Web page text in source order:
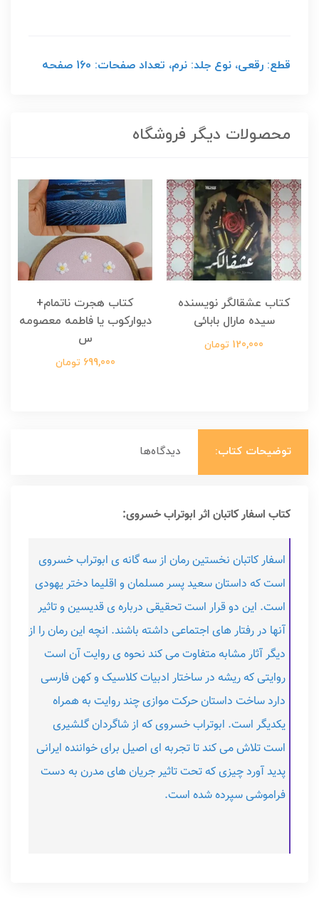
قطع: رقعی، نوع جلد: نرم، تعداد صفحات: 160 صفحه
محصولات دیگر فروشگاه
کتاب عشقالگر نویسنده
سیده مارال بابائی
120,000 تومان
کتاب هجرت ناتمام+
دیوارکوب یا فاطمه معصومه
س
699,000 تومان
توضیحات کتاب: دیدگاه‌ها
کتاب اسفار کاتبان اثر ابوتراب خسروی:
اسفار کاتبان نخستین رمان از سه گانه ی ابوتراب خسروی
است که داستان سعید پسر مسلمان و اقلیما دختر یهودی
است. این دو قرار است تحقیقی درباره ی قدیسین و تاثیر
آنها در رفتار های اجتماعی داشته باشند. انچه این رمان را از
دیگر آثار مشابه متفاوت می کند نحوه ی روایت آن است
روایتی که ریشه در ساختار ادبیات کلاسیک و کهن فارسی
دارد ساخت داستان حرکت موازی چند روایت به همراه
یکدیگر است. ابوتراب خسروی که از شاگردان گلشیری
است تلاش می کند تا تجربه ای اصیل برای خواننده ایرانی
پدید آورد چیزی که تحت تاثیر جریان های مدرن به دست
فراموشی سپرده شده است.